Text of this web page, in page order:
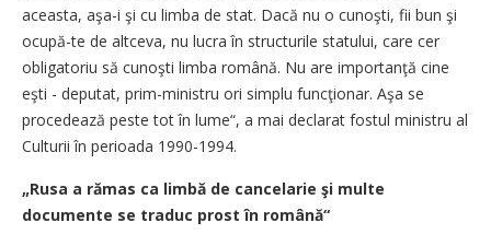
aceasta, aşa-i şi cu limba de stat. Dacă nu o cunoşti, fii bun şi
ocupă-te de altceva, nu lucra în structurile statului, care cer
obligatoriu să cunoşti limba română. Nu are importanţă cine
eşti - deputat, prim-ministru ori simplu funcţionar. Aşa se
procedează peste tot în lume“, a mai declarat fostul ministru al
Culturii în perioada 1990-1994.
„Rusa a rămas ca limbă de cancelarie şi multe
documente se traduc prost în română“